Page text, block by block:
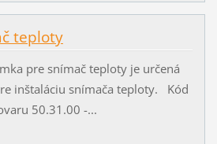
teploty
pre snímač teploty je určená
inštaláciu snímača teploty. Kód
50.31.00 -...